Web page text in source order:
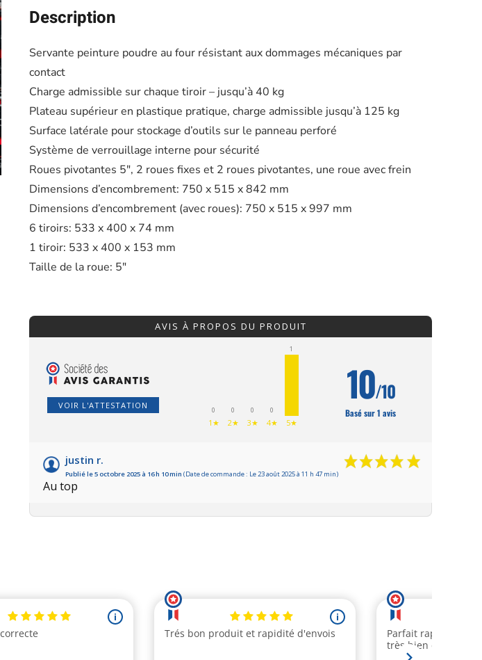
Description
Servante peinture poudre au four résistant aux dommages mécaniques par
contact
Charge admissible sur chaque tiroir – jusqu’à 40 kg
Plateau supérieur en plastique pratique, charge admissible jusqu’à 125 kg
Surface latérale pour stockage d’outils sur le panneau perforé
Système de verrouillage interne pour sécurité
Roues pivotantes 5″, 2 roues fixes et 2 roues pivotantes, une roue avec frein
Dimensions d’encombrement: 750 x 515 x 842 mm
Dimensions d’encombrement (avec roues): 750 x 515 x 997 mm
6 tiroirs: 533 x 400 x 74 mm
1 tiroir: 533 x 400 x 153 mm
Taille de la roue: 5″
AVIS À PROPOS DU PRODUIT
VOIR L'ATTESTATION 0
1★
0
2★
0
3★
0
4★
1
5★
10/10
Basé sur 1 avis
justin r.
Publié le 5 octobre 2025 à 16 h 10 min (Date de commande : Le 23 août 2025 à 11 h 47 min)
Au top